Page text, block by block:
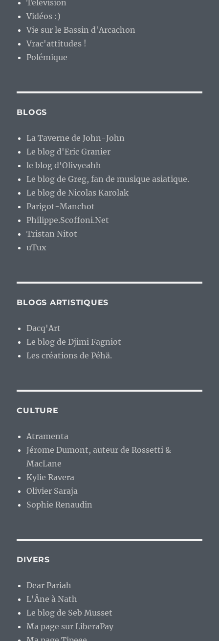
Télévision
Vidéos :)
Vie sur le Bassin d'Arcachon
Vrac'attitudes !
Polémique
BLOGS
La Taverne de John-John
Le blog d'Eric Granier
le blog d'Olivyeahh
Le blog de Greg, fan de musique asiatique.
Le blog de Nicolas Karolak
Parigot-Manchot
Philippe.Scoffoni.Net
Tristan Nitot
uTux
BLOGS ARTISTIQUES
Dacq'Art
Le blog de Djimi Fagniot
Les créations de Péhä.
CULTURE
Atramenta
Jérome Dumont, auteur de Rossetti &
MacLane
Kylie Ravera
Olivier Saraja
Sophie Renaudin
DIVERS
Dear Pariah
L'Âne à Nath
Le blog de Seb Musset
Ma page sur LiberaPay